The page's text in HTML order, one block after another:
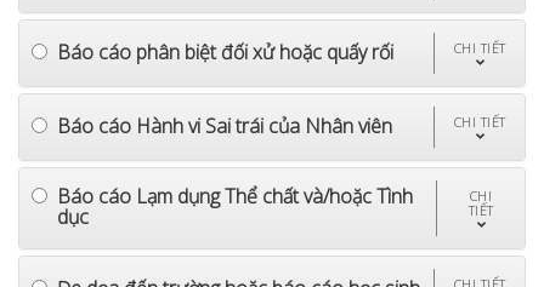
Báo cáo phân biệt đối xử hoặc quấy rối CHI TIẾT
Báo cáo Hành vi Sai trái của Nhân viên CHI TIẾT
Báo cáo Lạm dụng Thể chất và/hoặc Tình
dục
CHI
TIẾT